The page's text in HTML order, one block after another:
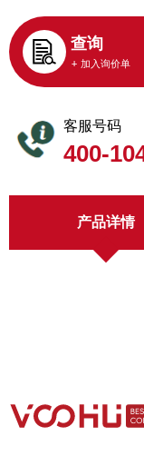
查询
+ 加入询价单
客服号码
400-
产品详情